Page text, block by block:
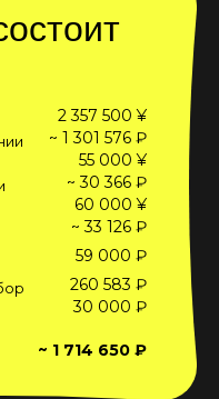
2 357 500 ¥
~ 1 301 576 ₽
55 000 ¥
~ 30 366 ₽
60 000 ¥
~ 33 126 ₽
59 000 ₽
260 583 ₽
30 000 ₽
~ 1 714 650 ₽